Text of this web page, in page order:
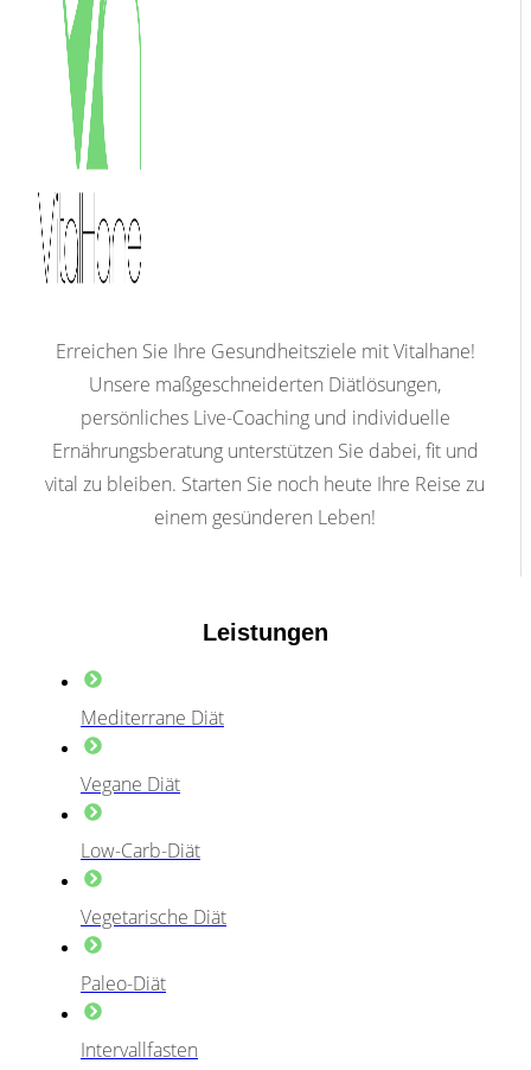
Erreichen Sie Ihre Gesundheitsziele mit Vitalhane!
Unsere maßgeschneiderten Diätlösungen,
persönliches Live-Coaching und individuelle
Ernährungsberatung unterstützen Sie dabei, fit und
vital zu bleiben. Starten Sie noch heute Ihre Reise zu
einem gesünderen Leben!
Leistungen
Mediterrane Diät
Vegane Diät
Low-Carb-Diät
Vegetarische Diät
Paleo-Diät
Intervallfasten